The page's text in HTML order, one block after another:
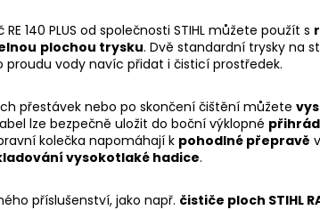
140 PLUS od společnosti STIHL můžete použít s
plochou trysku. Dvě standardní trysky na
vody navíc přidat i čisticí prostředek.
přestávek nebo po skončení čištění můžete
lze bezpečně uložit do boční výklopné
kolečka napomáhají k pohodlné přepravě
vysokotlaké hadice.
příslušenství, jako např. čističe ploch STIHL